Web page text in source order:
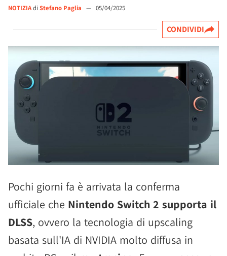
NOTIZIAdi Stefano Paglia — 05/04/2025
CONDIVIDI
Pochi giorni fa è arrivata la conferma
ufficiale che Nintendo Switch 2 supporta il
DLSS, ovvero la tecnologia di upscaling
basata sull'IA di NVIDIA molto diffusa in